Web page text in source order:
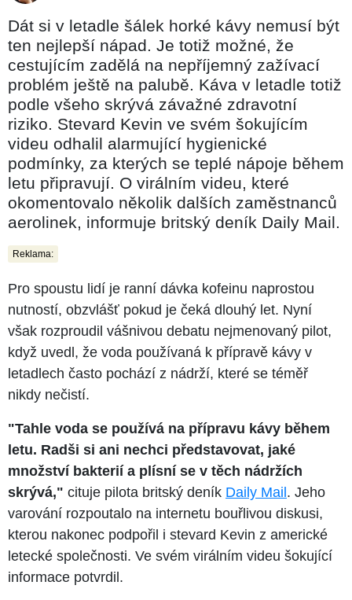
Dát si v letadle šálek horké kávy nemusí být
ten nejlepší nápad. Je totiž možné, že
cestujícím zadělá na nepříjemný zažívací
problém ještě na palubě. Káva v letadle totiž
podle všeho skrývá závažné zdravotní
riziko. Stevard Kevin ve svém šokujícím
videu odhalil alarmující hygienické
podmínky, za kterých se teplé nápoje během
letu připravují. O virálním videu, které
okomentovalo několik dalších zaměstnanců
aerolinek, informuje britský deník Daily Mail.
Reklama:
Pro spoustu lidí je ranní dávka kofeinu naprostou
nutností, obzvlášť pokud je čeká dlouhý let. Nyní
však rozproudil vášnivou debatu nejmenovaný pilot,
když uvedl, že voda používaná k přípravě kávy v
letadlech často pochází z nádrží, které se téměř
nikdy nečistí.
"Tahle voda se používá na přípravu kávy během
letu. Radši si ani nechci představovat, jaké
množství bakterií a plísní se v těch nádržích
skrývá," cituje pilota britský deník Daily Mail. Jeho
varování rozpoutalo na internetu bouřlivou diskusi,
kterou nakonec podpořil i stevard Kevin z americké
letecké společnosti. Ve svém virálním videu šokující
informace potvrdil.